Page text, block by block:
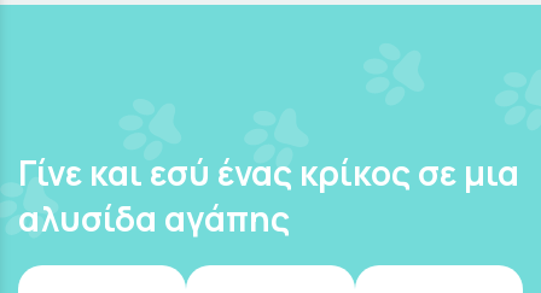
Γίνε και εσύ ένας κρίκος σε μια
αλυσίδα αγάπης